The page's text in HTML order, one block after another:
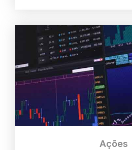
Ações